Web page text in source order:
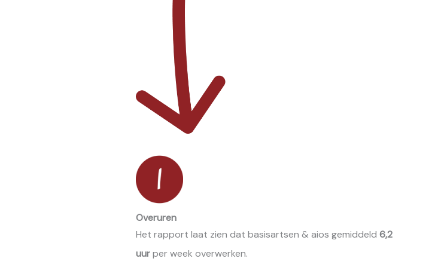
Overuren
Het rapport laat zien dat basisartsen & aios gemiddeld 6,2
uurper week overwerken.